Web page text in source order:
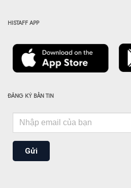
HISTAFF APP
ĐĂNG KÝ BẢN TIN
Gửi